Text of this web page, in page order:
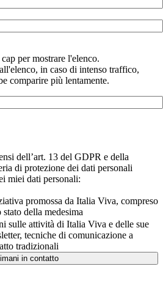
per mostrare l'elenco.
in caso di intenso traffico,
comparire più lentamente.
dell’art. 13 del GDPR e della
di protezione dei dati personali
miei dati personali:
promossa da Italia Viva, compreso
della medesima
sulle attività di Italia Viva e delle sue
tecniche di comunicazione a
tradizionali
in contatto